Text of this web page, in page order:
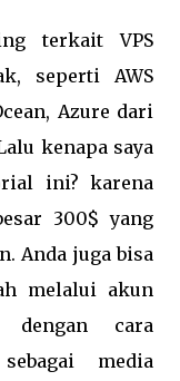
terkait VPS
seperti AWS
Azure dari
kenapa saya
ini? karena
300$ yang
Anda juga bisa
melalui akun
cara
media